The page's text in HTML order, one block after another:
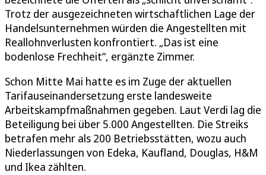
Trotz der ausgezeichneten wirtschaftlichen Lage der
Handelsunternehmen würden die Angestellten mit
Reallohnverlusten konfrontiert. „Das ist eine
bodenlose Frechheit“, ergänzte Zimmer.
Schon Mitte Mai hatte es im Zuge der aktuellen
Tarifauseinandersetzung erste landesweite
Arbeitskampfmaßnahmen gegeben. Laut Verdi lag die
Beteiligung bei über 5.000 Angestellten. Die Streiks
betrafen mehr als 200 Betriebsstätten, wozu auch
Niederlassungen von Edeka, Kaufland, Douglas, H&M
und Ikea zählten.